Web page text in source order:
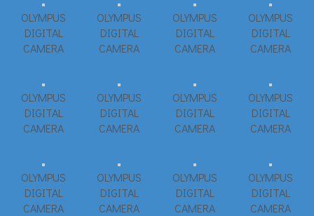
OLYMPUS
DIGITAL
CAMERA
OLYMPUS
DIGITAL
CAMERA
OLYMPUS
DIGITAL
CAMERA
OLYMPUS
DIGITAL
CAMERA
OLYMPUS
DIGITAL
CAMERA
OLYMPUS
DIGITAL
CAMERA
OLYMPUS
DIGITAL
CAMERA
OLYMPUS
DIGITAL
CAMERA
OLYMPUS
DIGITAL
CAMERA
OLYMPUS
DIGITAL
CAMERA
OLYMPUS
DIGITAL
CAMERA
OLYMPUS
DIGITAL
CAMERA